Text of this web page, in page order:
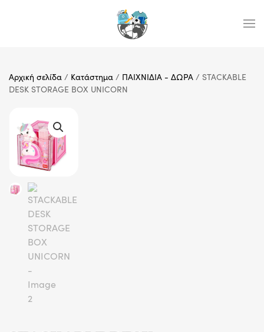
Αρχική σελίδα / Κατάστημα / ΠΑΙΧΝΙΔΙΑ - ΔΩΡΑ / STACKABLE
DESK STORAGE BOX UNICORN